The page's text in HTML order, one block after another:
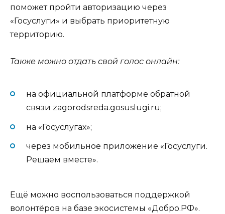
поможет пройти авторизацию через
«Госуслуги» и выбрать приоритетную
территорию.
Также можно отдать свой голос онлайн:
на официальной платформе обратной
связи zagorodsreda.gosuslugi.ru;
на «Госуслугах»;
через мобильное приложение «Госуслуги.
Решаем вместе».
Ещё можно воспользоваться поддержкой
волонтёров на базе экосистемы «Добро.РФ».